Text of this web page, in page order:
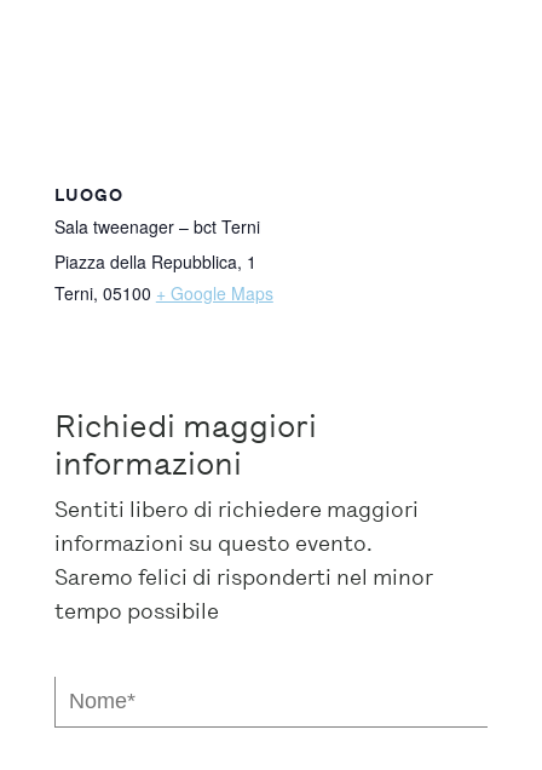
LUOGO
Sala tweenager – bct Terni
Piazza della Repubblica, 1
Terni, 05100 + Google Maps
Richiedi maggiori
informazioni
Sentiti libero di richiedere maggiori
informazioni su questo evento.
Saremo felici di risponderti nel minor
tempo possibile